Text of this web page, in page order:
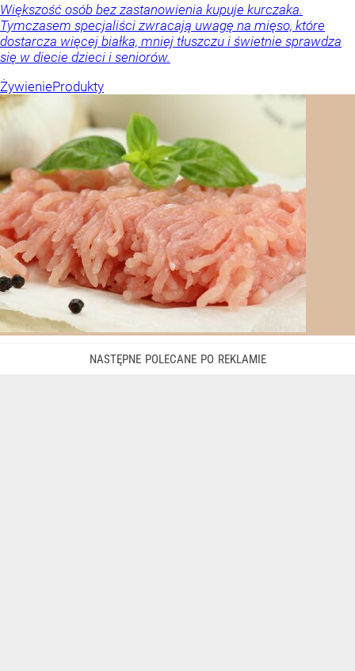
Większość osób bez zastanowienia kupuje kurczaka.
Tymczasem specjaliści zwracają uwagę na mięso, które
dostarcza więcej białka, mniej tłuszczu i świetnie sprawdza
się w diecie dzieci i seniorów.
ŻywienieProdukty